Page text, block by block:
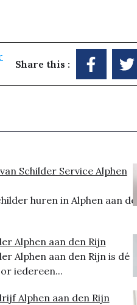
Share this :
Schilder Service Alphen
huren in Alphen aan den
Alphen aan den Rijn
Alphen aan den Rijn is dé
iedereen...
Alphen aan den Rijn